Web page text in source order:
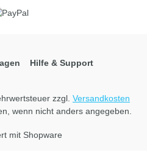
Hilfe & Support
zzgl. Versandkosten
wenn nicht anders angegeben.
mit Shopware